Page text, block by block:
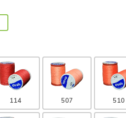
114 507 510